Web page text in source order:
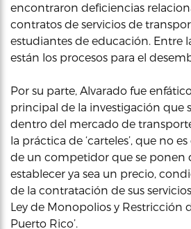
encontraron deficiencias
contratos de servicios de
estudiantes de educación. Entre
están los procesos para el
Por su parte, Alvarado fue
principal de la investigación que
dentro del mercado de
la práctica de ‘carteles’, que no
de un competidor que se ponen
establecer ya sea un precio,
de la contratación de sus
Ley de Monopolios y Restricción
Puerto Rico’.